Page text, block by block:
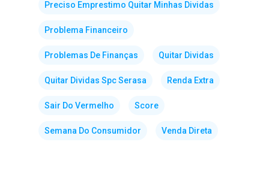
Preciso Emprestimo Quitar Minhas Dividas
Problema Financeiro
Problemas De Finanças Quitar Dividas
Quitar Dividas Spc Serasa Renda Extra
Sair Do Vermelho Score
Semana Do Consumidor Venda Direta